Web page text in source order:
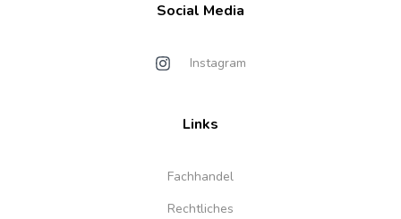
Social Media
Instagram
Links
Fachhandel
Rechtliches